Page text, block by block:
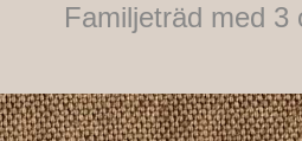
Familjeträd med